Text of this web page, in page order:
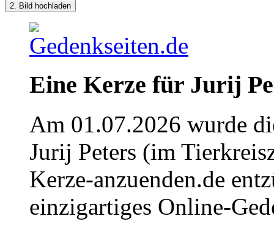
Eine Kerze für Jurij
Am 01.07.2026 wurde
Jurij Peters (im
Kerze-anzuenden.de
einzigartiges Online-